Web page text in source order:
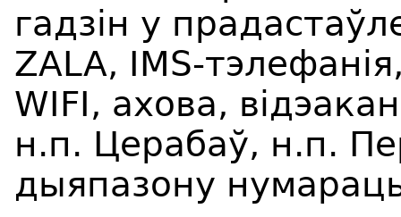
гадзін у
ZALA, IMS-
WIFI, ахова,
н.п. Церабаў, н.п.
дыяпазону